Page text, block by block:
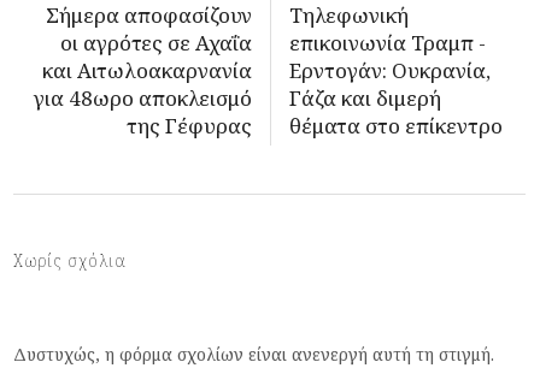
Σήμερα αποφασίζουν
οι αγρότες σε Αχαΐα
και Αιτωλοακαρνανία
για 48ωρο αποκλεισμό
της Γέφυρας
Τηλεφωνική
επικοινωνία Τραμπ -
Ερντογάν: Ουκρανία,
Γάζα και διμερή
θέματα στο επίκεντρο
Χωρίς σχόλια
Δυστυχώς, η φόρμα σχολίων είναι ανενεργή αυτή τη στιγμή.